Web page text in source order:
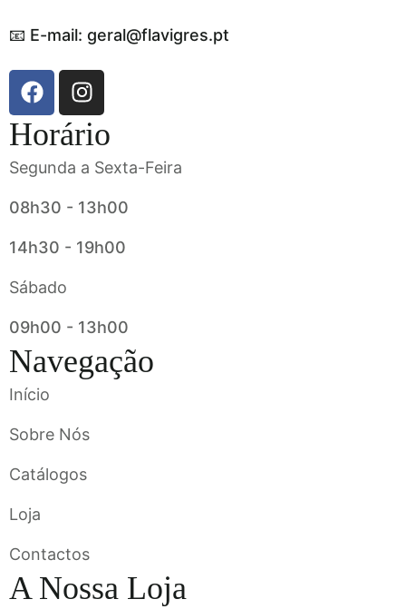
📧 E-mail: geral@flavigres.pt
Horário
Segunda a Sexta-Feira
08h30 - 13h00
14h30 - 19h00
Sábado
09h00 - 13h00
Navegação
Início
Sobre Nós
Catálogos
Loja
Contactos
A Nossa Loja